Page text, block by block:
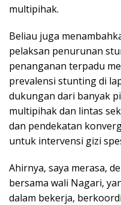
multipihak.
Beliau juga
pelaksan penurunan
penanganan terpadu
prevalensi stunting di
dukungan dari banyak
multipihak dan lintas
dan pendekatan
untuk intervensi gizi
Ahirnya, saya merasa,
bersama wali Nagari,
dalam bekerja,